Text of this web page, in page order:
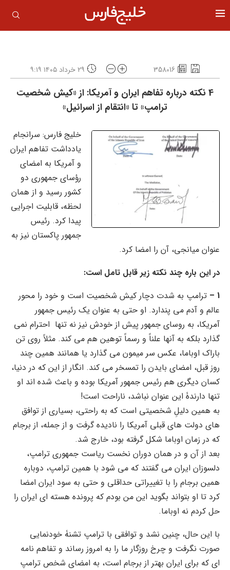
358016 ۲۹ خرداد ۱۴۰۵ ۹:۱۹
4 نکته درباره تفاهم ایران و آمریکا: از «کیش شخصیت
ترامپ» تا «انتقام از اسرائیل»
خلیج فارس: سرانجام
یادداشت تفاهم ایران
و آمریکا به امضای
رؤسای جمهوری دو
کشور رسید و از همان
لحظه، قابلیت اجرایی
پیدا کرد. رئیس
جمهور پاکستان نیز به
عنوان میانجی، آن را امضا کرد.
در این باره چند نکته زیر قابل تامل است:
1 –
ترامپ به شدت دچار کیش شخصیت است و خود را محور
عالم و آدم می پندارد. او حتی به عنوان یک رئیس جمهور
آمریکا، به روسای جمهور پیش از خودش نیز نه تنها احترام نمی
گذارد بلکه به آنها علناً و رسماً توهین هم می کند. مثلاً روی تن
باراک اوباما، عکس سر میمون می گذارد یا همانند همین چند
روز قبل، امضای بایدن را تمسخر می کند. انگار از این که در دنیا،
کسان دیگری هم رئیس جمهور آمریکا بوده و باعث شده اند او
تنها دارندۀ این عنوان نباشد، ناراحت است!
به همین دلیلِ شخصیتی است که به راحتی، بسیاری از توافق
های دولت های قبلی آمریکا را نادیده گرفت و از جمله، از برجام
که در زمان اوباما شکل گرفته بود، خارج شد.
بعد از آن و در همان دوران نخست ریاست جمهوری ترامپ،
دلسوزان ایران می گفتند که می شود با همین ترامپ، دوباره
همین برجام را با تغییراتی حداقلی و حتی به سود ایران امضا
کرد تا او بتواند بگوید این من بودم که پرونده هسته ای ایران را
حل کردم نه اوباما.
با این حال، چنین نشد و توافقی با ترامپ تشنۀ خودنمایی
صورت نگرفت و چرخ روزگار ما را به امروز رساند و تفاهم نامه
ای که برای ایران بهتر از برجام است، به امضای شخص ترامپ